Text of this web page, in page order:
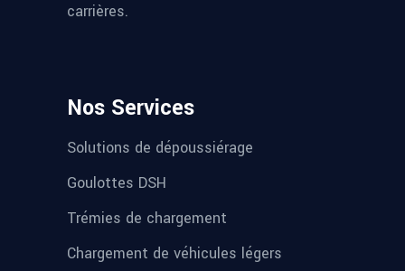
carrières.
Nos Services
Solutions de dépoussiérage
Goulottes DSH
Trémies de chargement
Chargement de véhicules légers